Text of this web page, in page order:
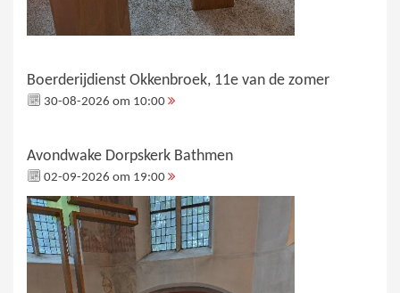
Boerderijdienst Okkenbroek, 11e van de zomer
30-08-2026 om 10:00
Avondwake Dorpskerk Bathmen
02-09-2026 om 19:00